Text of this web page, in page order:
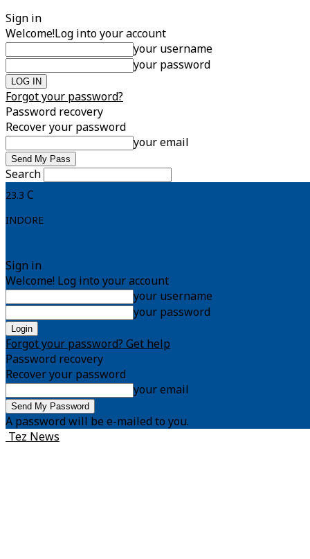
Sign in
Welcome!Log into your account
your username
your password
Forgot your password?
Password recovery
Recover your password
your email
Search
23.3 C
INDORE
Sign in
Welcome! Log into your account
your username
your password
Forgot your password? Get help
Password recovery
Recover your password
your email
A password will be e-mailed to you.
Tez News